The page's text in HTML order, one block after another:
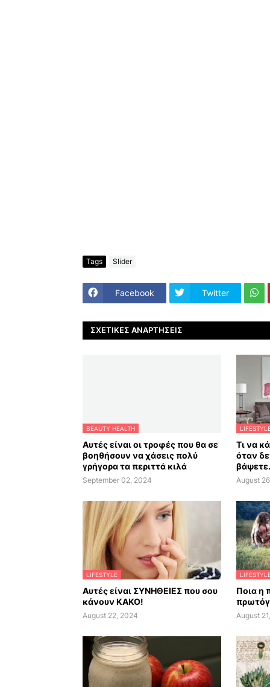
Tags Slider
Facebook Twitter
ΣΧΕΤΙΚΈΣ ΑΝΑΡΤΉΣΕΙΣ
BEAUTY HEALTH
Αυτές είναι οι τροφές που θα σε
βοηθήσουν να χάσεις πολύ
γρήγορα τα περιττά κιλά
September 02, 2024
Τι να
όταν
August
LIFESTYLE
Αυτές είναι ΣΥΝΗΘΕΙΕΣ που σου
κάνουν ΚΑΚΟ!
August 22, 2024
Ποια η
August